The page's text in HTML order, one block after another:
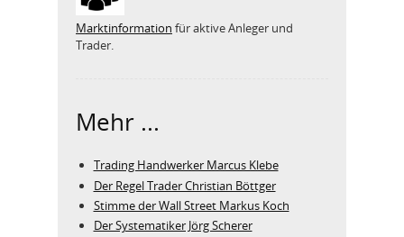
Marktinformation für aktive Anleger und
Trader.
Mehr ...
Trading Handwerker Marcus Klebe
Der Regel Trader Christian Böttger
Stimme der Wall Street Markus Koch
Der Systematiker Jörg Scherer